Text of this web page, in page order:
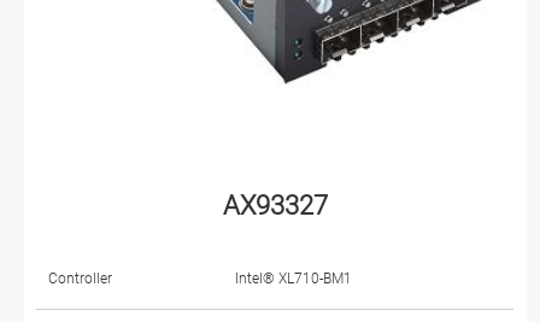
AX93327
Controller Intel® XL710-BM1